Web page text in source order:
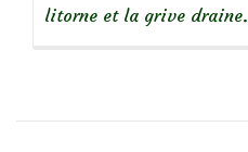
litorne et la grive draine.